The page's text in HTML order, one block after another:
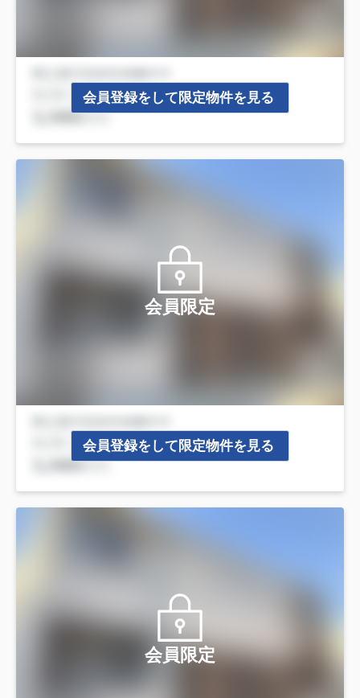
会員登録をして限定物件を見る
会員限定
会員登録をして限定物件を見る
会員限定